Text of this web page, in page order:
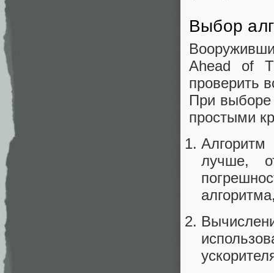
Выбор
Ahead of
проверить
При выборе
простыми
лучше,